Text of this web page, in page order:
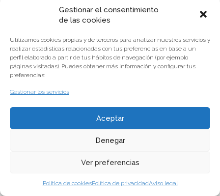
Gestionar el consentimiento
de las cookies
Utilizamos cookies propias y de terceros para analizar nuestros servicios y
realizar estadísticas relacionadas con tus preferencias en base a un
perfil elaborado a partir de tus hábitos de navegación (por ejemplo
páginas visitadas). Puedes obtener más información y configurar tus
preferencias:
Gestionar los servicios
Aceptar
Denegar
Ver preferencias
Política de cookiesPolítica de privacidadAviso legal
· Odontología general
Política de privacidad